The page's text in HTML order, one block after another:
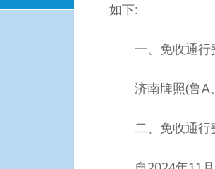
如下:
一、免收通行
济南牌照(鲁A
二、免收通行